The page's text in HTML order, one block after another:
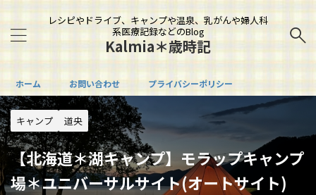
レシピやドライブ、キャンプや温泉、乳がんや婦人科
系医療記録などのBlog
Kalmia＊歳時記
ホーム お問い合わせ プライバシーポリシー
キャンプ 道央
【北海道＊湖キャンプ】モラップキャンプ
場＊ユニバーサルサイト(オートサイト)